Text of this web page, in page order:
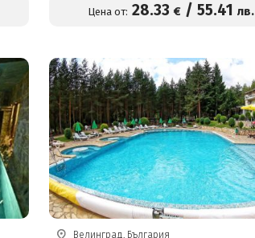
Цена от: 28.33 € /55.41 лв.
Велинград, България